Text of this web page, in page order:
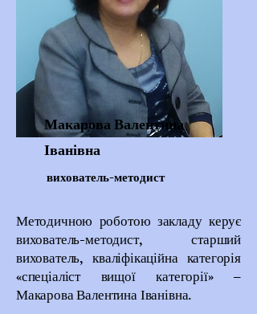
Макарова Валентина
Іванівна
вихователь-методист
Методичною роботою закладу керує
вихователь-методист, старший
вихователь, кваліфікаційна категорія
«спеціаліст вищої категорії» –
Макарова Валентина Іванівна.